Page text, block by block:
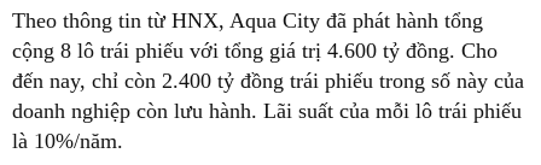
Theo thông tin từ HNX, Aqua City đã phát hành tổng
cộng 8 lô trái phiếu với tổng giá trị 4.600 tỷ đồng. Cho
đến nay, chỉ còn 2.400 tỷ đồng trái phiếu trong số này của
doanh nghiệp còn lưu hành. Lãi suất của mỗi lô trái phiếu
là 10%/năm.